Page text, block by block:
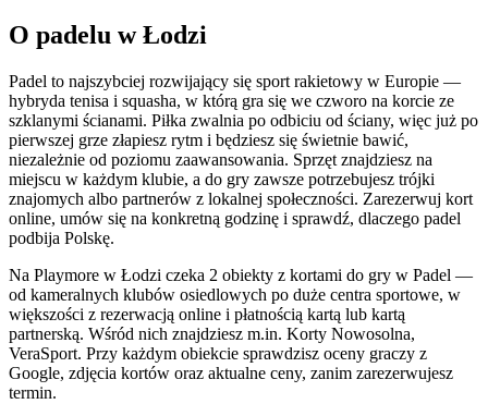
O padelu w Łodzi
Padel to najszybciej rozwijający się sport rakietowy w Europie —
hybryda tenisa i squasha, w którą gra się we czworo na korcie ze
szklanymi ścianami. Piłka zwalnia po odbiciu od ściany, więc już po
pierwszej grze złapiesz rytm i będziesz się świetnie bawić,
niezależnie od poziomu zaawansowania. Sprzęt znajdziesz na
miejscu w każdym klubie, a do gry zawsze potrzebujesz trójki
znajomych albo partnerów z lokalnej społeczności. Zarezerwuj kort
online, umów się na konkretną godzinę i sprawdź, dlaczego padel
podbija Polskę.
Na Playmore w Łodzi czeka 2 obiekty z kortami do gry w Padel —
od kameralnych klubów osiedlowych po duże centra sportowe, w
większości z rezerwacją online i płatnością kartą lub kartą
partnerską. Wśród nich znajdziesz m.in. Korty Nowosolna,
VeraSport. Przy każdym obiekcie sprawdzisz oceny graczy z
Google, zdjęcia kortów oraz aktualne ceny, zanim zarezerwujesz
termin.